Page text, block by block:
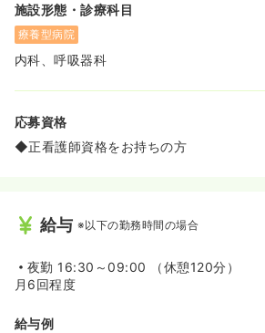
施設形態・診療科目
療養型病院
内科、呼吸器科
応募資格
◆正看護師資格をお持ちの方
給与 ※以下の勤務時間の場合
夜勤 16:30～09:00 （休憩120分）
月6回程度
給与例